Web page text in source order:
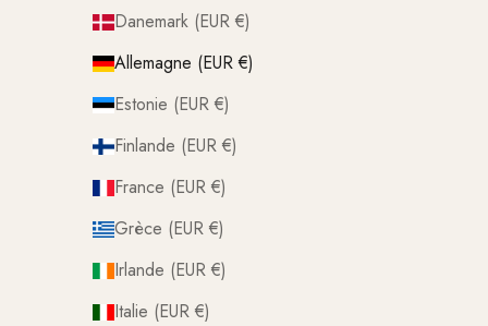
Danemark (EUR €)
Allemagne (EUR €)
Estonie (EUR €)
Finlande (EUR €)
France (EUR €)
Grèce (EUR €)
Irlande (EUR €)
Italie (EUR €)